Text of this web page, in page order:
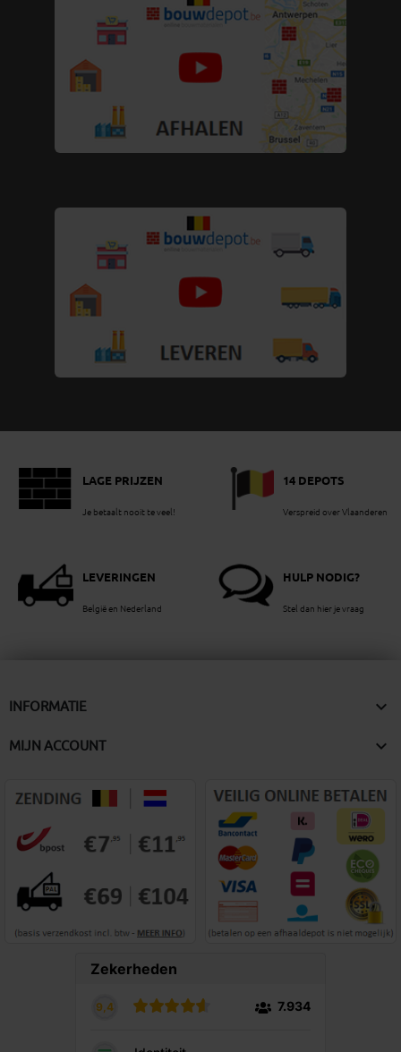
LAGE PRIJZEN
Je betaalt nooit te veel!
14 DEPOTS
Verspreid over Vlaanderen
LEVERINGEN
België en Nederland
HULP NODIG?
Stel dan hier je vraag
INFORMATIE 
MIJN ACCOUNT 